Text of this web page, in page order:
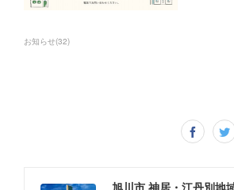
お知らせ(32)